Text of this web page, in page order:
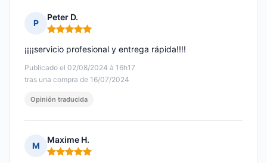
P
Peter D.
Nota: 5 de 5
Publicado el 02/08/2024 à 16h17
tras una compra de 16/07/2024
¡¡¡¡servicio profesional y entrega rápida!!!!
Opinión traducida
M
Maxime H.
Nota: 5 de 5